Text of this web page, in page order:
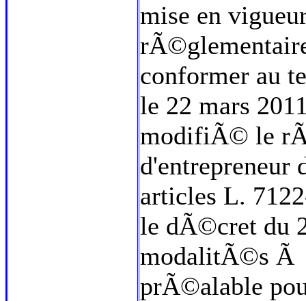
mise en
conformer au
le 22 mars
modifiÃ© le
d'entrepreneur
articles L.
le dÃ©cret du
modalitÃ©s Ã
prÃ©alable